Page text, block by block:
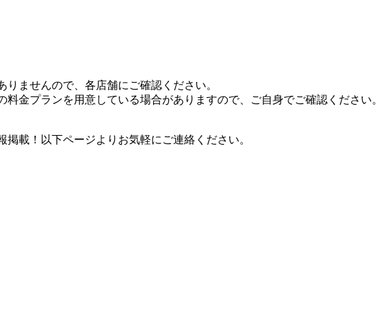
ませんので、各店舗にご確認ください。
金プランを用意している場合がありますので、ご自身でご確認ください。
載！以下ページよりお気軽にご連絡ください。